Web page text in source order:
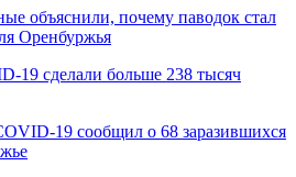
объяснили, почему паводок стал
Оренбуржья
19 сделали больше 238 тысяч
19 сообщил о 68 заразившихся